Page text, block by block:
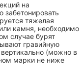
на
забетонировать
тяжелая
камня, необходимо
случае бурят
гравийную
(можно в
марки не ниже